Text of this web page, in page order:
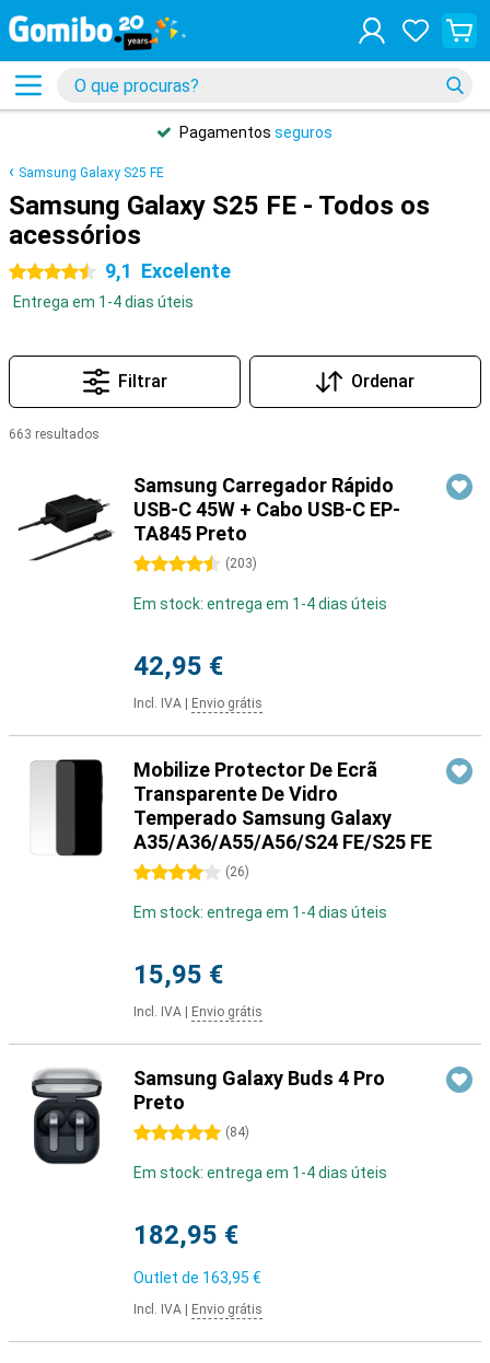
Pagamentos seguros
Samsung Galaxy S25 FE
Samsung Galaxy S25 FE - Todos os
acessórios
4.5 estrelas 9,1 Excelente
Entrega em 1-4 dias úteis
Filtrar Ordenar
663 resultados
Samsung Carregador Rápido
USB-C 45W + Cabo USB-C EP-
TA845 Preto
4.5 estrelas (203)
Em stock: entrega em 1-4 dias úteis
42,95 €
Incl. IVA Envio grátis
Mobilize Protector De Ecrã
Transparente De Vidro
Temperado Samsung Galaxy
A35/A36/A55/A56/S24 FE/S25 FE
4 estrelas (26)
Em stock: entrega em 1-4 dias úteis
15,95 €
Incl. IVA Envio grátis
Samsung Galaxy Buds 4 Pro
Preto
5 estrelas (84)
Em stock: entrega em 1-4 dias úteis
182,95 €
Outlet de 163,95 €
Incl. IVA Envio grátis